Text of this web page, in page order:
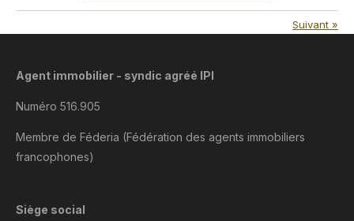
Suivant »
Agent immobilier - syndic agréé IPI
Numéro 516.905
Membre de Féderia (Fédération des agents immobiliers
francophones)
Siège social